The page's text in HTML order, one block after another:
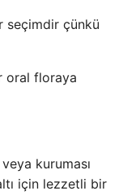
seçimdir çünkü
oral floraya
kuruması
için lezzetli bir